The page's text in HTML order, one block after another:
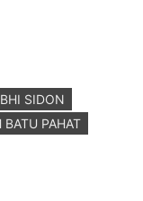
SIDON
BATU PAHAT